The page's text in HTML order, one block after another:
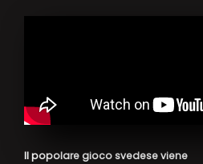
Il popolare gioco svedese viene